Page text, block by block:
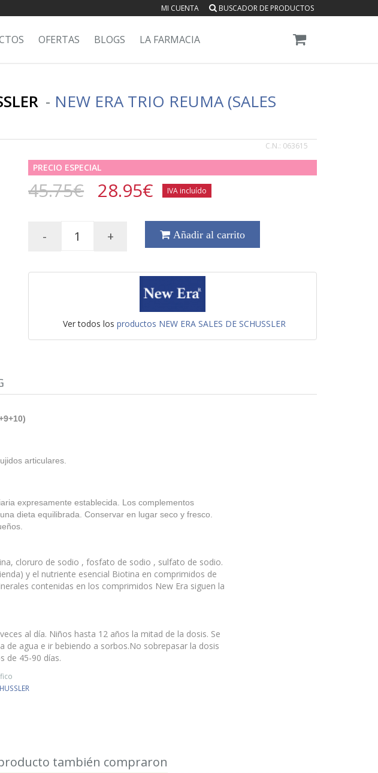
MI CUENTA BUSCADOR DE PRODUCTOS
OFERTAS BLOGS LA FARMACIA
- NEW ERA TRIO REUMA (SALES
C.N.: 063615
PRECIO ESPECIAL
45.75€ 28.95€ IVA incluído
- + Añadir al carrito
Ver todos los productos NEW ERA SALES DE SCHUSSLER
articulares.
expresamente establecida. Los complementos
dieta equilibrada. Conservar en lugar seco y fresco.
cloruro de sodio , fosfato de sodio , sulfato de sodio.
y el nutriente esencial Biotina en comprimidos de
contenidas en los comprimidos New Era siguen la
al día. Niños hasta 12 años la mitad de la dosis. Se
agua e ir bebiendo a sorbos.No sobrepasar la dosis
de 45-90 días.
también compraron